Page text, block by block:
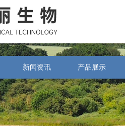
新闻资讯 产品展示